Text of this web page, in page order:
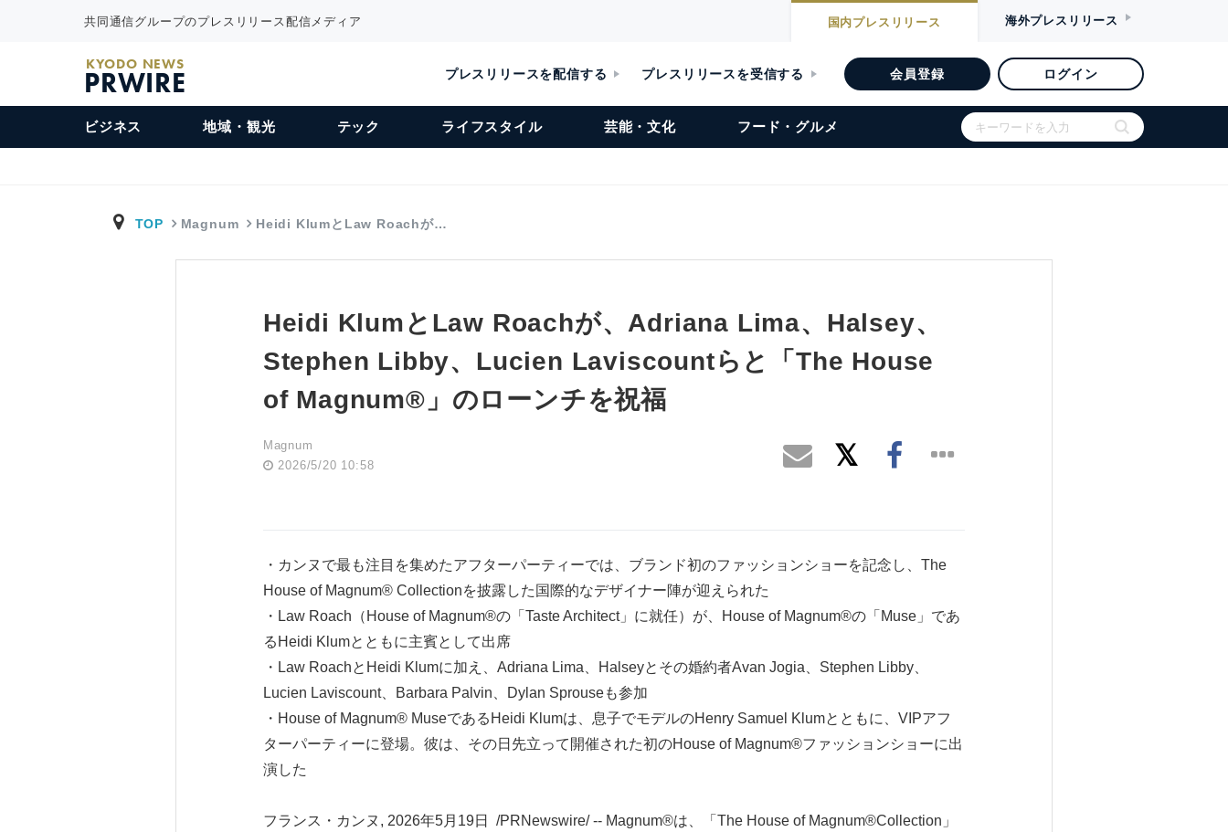
共同通信グループのプレスリリース配信メディア 国内プレスリリース 海外プレスリリース
KYODO NEWS
PRWIRE プレスリリースを配信する プレスリリースを受信する 会員登録 ログイン
ビジネス 地域・観光 テック ライフスタイル 芸能・文化 フード・グルメ
TOP Magnum Heidi KlumとLaw Roachが…
Heidi KlumとLaw Roachが、Adriana Lima、Halsey、
Stephen Libby、Lucien Laviscountらと「The House
of Magnum®」のローンチを祝福
Magnum
2026/5/20 10:58
・カンヌで最も注目を集めたアフターパーティーでは、ブランド初のファッションショーを記念し、The
House of Magnum® Collectionを披露した国際的なデザイナー陣が迎えられた
・Law Roach（House of Magnum®の「Taste Architect」に就任）が、House of Magnum®の「Muse」であ
るHeidi Klumとともに主賓として出席
・Law RoachとHeidi Klumに加え、Adriana Lima、Halseyとその婚約者Avan Jogia、Stephen Libby、
Lucien Laviscount、Barbara Palvin、Dylan Sprouseも参加
・House of Magnum® MuseであるHeidi Klumは、息子でモデルのHenry Samuel Klumとともに、VIPアフ
ターパーティーに登場。彼は、その日先立って開催された初のHouse of Magnum®ファッションショーに出
演した
フランス・カンヌ, 2026年5月19日 /PRNewswire/ -- Magnum®は、「The House of Magnum®Collection」